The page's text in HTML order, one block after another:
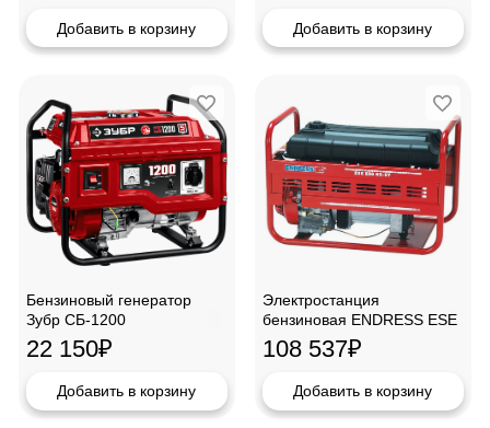
Добавить в корзину Добавить в корзину
Бензиновый генератор
Зубр СБ-1200
22 150₽
Добавить в корзину
Электростанция
бензиновая ENDRESS ESE
406HS-GT(В НАРОДНОМ
стоит)
108 537₽
Добавить в корзину